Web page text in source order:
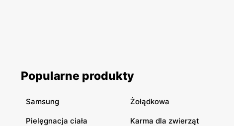
Popularne produkty
Samsung Żołądkowa
Pielęgnacja ciała Karma dla zwierząt